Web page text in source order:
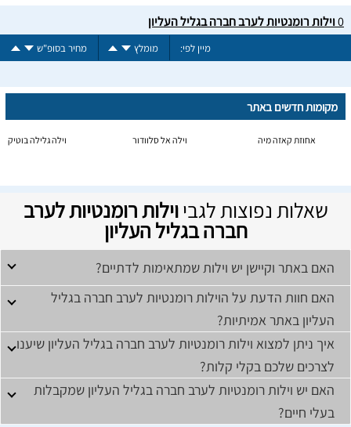
0וילות רומנטיות לערב חברה בגליל העליון
מיין לפי: מומלץ מחיר בסופ"ש
מקומות חדשים באתר
אחוזת קאזה מיה וילה אל סלוודור וילה גלילה בוטיק
שאלות נפוצות לגביוילות רומנטיות לערב
חברה בגליל העליון
האם באתר וקיישן יש וילות שמתאימות לדתיים?
האם חוות הדעת על הוילות רומנטיות לערב חברה בגליל
העליון באתר אמיתיות?
איך ניתן למצוא וילות רומנטיות לערב חברה בגליל העליון שיענו
לצרכים שלכם בקלי קלות?
האם יש וילות רומנטיות לערב חברה בגליל העליון שמקבלות
בעלי חיים?